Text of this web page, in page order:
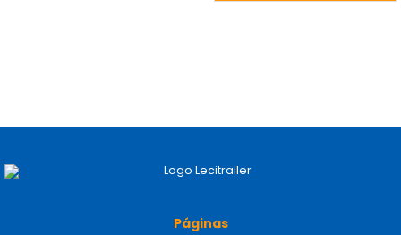
Páginas